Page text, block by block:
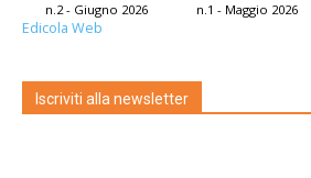
n.2 - Giugno 2026 n.1 - Maggio 2026
Edicola Web
Iscriviti alla newsletter